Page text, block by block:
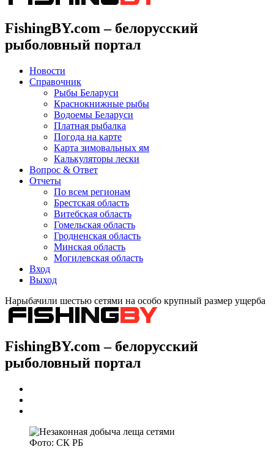
FishingBY.com – белорусский
рыболовный портал
Новости
Справочник
Рыбы Беларуси
Краснокнижные рыбы
Водоемы Беларуси
Платная рыбалка
Погода на карте
Карта зимовальных ям
Калькуляторы лески
Вопрос & Ответ
Отчеты
По всем регионам
Брестская область
Витебская область
Гомельская область
Гродненская область
Минская область
Могилевская область
Вход
Выход
Нарыбачили шестью сетями на особо крупный размер ущерба
FishingBY.com – белорусский
рыболовный портал
Фото: СК РБ